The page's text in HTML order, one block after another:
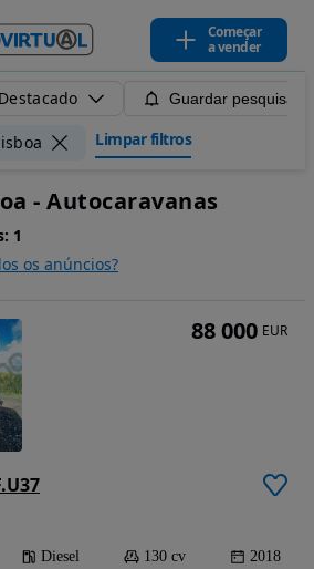
Começar
a vender
Destacado Guardar pesquisa
Limpar filtros
- Autocaravanas
1
os anúncios?
Diesel 130 cv 2018
88 000 EUR